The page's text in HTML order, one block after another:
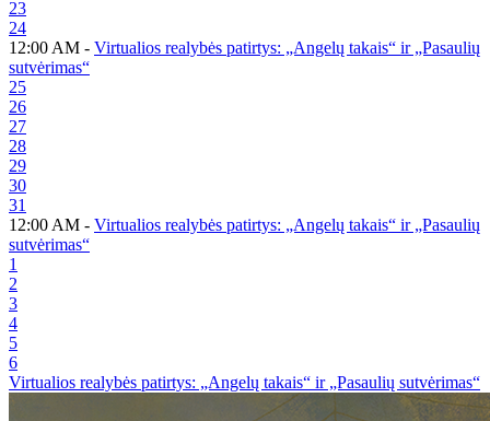
23
24
12:00 AM - Virtualios realybės patirtys: „Angelų takais“ ir „Pasaulių
sutvėrimas“
25
26
27
28
29
30
31
12:00 AM - Virtualios realybės patirtys: „Angelų takais“ ir „Pasaulių
sutvėrimas“
1
2
3
4
5
6
Virtualios realybės patirtys: „Angelų takais“ ir „Pasaulių sutvėrimas“